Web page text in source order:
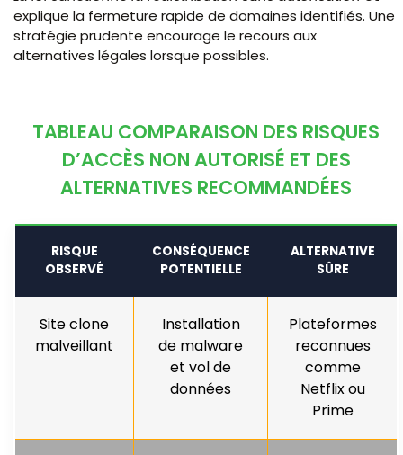
explique la fermeture rapide de domaines identifiés. Une
stratégie prudente encourage le recours aux
alternatives légales lorsque possibles.
TABLEAU COMPARAISON DES RISQUES
D’ACCÈS NON AUTORISÉ ET DES
ALTERNATIVES RECOMMANDÉES
RISQUE
OBSERVÉ
CONSÉQUENCE
POTENTIELLE
ALTERNATIVE
SÛRE
Site clone
malveillant
Installation
de malware
et vol de
données
Plateformes
reconnues
comme
Netflix ou
Prime